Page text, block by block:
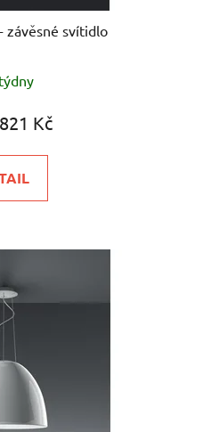
závěsné svítidlo
Kč